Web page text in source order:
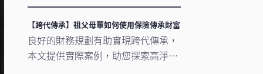
【跨代傳承】祖父母輩如何使用保險傳承財富
良好的財務規劃有助實現跨代傳承，
本文提供實際案例，助您探索高淨值